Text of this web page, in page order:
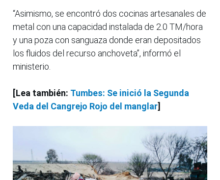
“Asimismo, se encontró dos cocinas artesanales de
metal con una capacidad instalada de 2.0 TM/hora
y una poza con sanguaza donde eran depositados
los fluidos del recurso anchoveta”, informó el
ministerio.
[Lea también: Tumbes: Se inició la Segunda
Veda del Cangrejo Rojo del manglar]